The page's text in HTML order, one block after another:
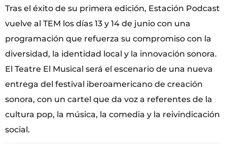
Tras el éxito de su primera edición, Estación Podcast
vuelve al TEM los días 13 y 14 de junio con una
programación que refuerza su compromiso con la
diversidad, la identidad local y la innovación sonora.
El Teatre El Musical será el escenario de una nueva
entrega del festival iberoamericano de creación
sonora, con un cartel que da voz a referentes de la
cultura pop, la música, la comedia y la reivindicación
social.